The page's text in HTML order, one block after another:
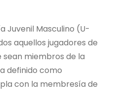
Juvenil Masculino (U-
aquellos jugadores de
sean miembros de la
definido como
con la membresía de